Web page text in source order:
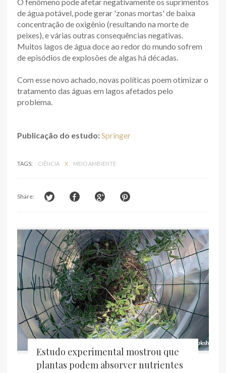
de água potável, pode gerar 'zonas mortas' de baixa
concentração de oxigênio (resultando na morte de
peixes), e várias outras consequências negativas.
Muitos lagos de água doce ao redor do mundo sofrem
de episódios de explosões de algas há décadas.
Com esse novo achado, novas políticas poem otimizar o
tratamento das águas em lagos afetados pelo
problema.
Publicação do estudo:Springer
TAGS: CIÊNCIA X MEIO AMBIENTE
Share:
Estudo experimental mostrou que
plantas podem absorver nutrientes